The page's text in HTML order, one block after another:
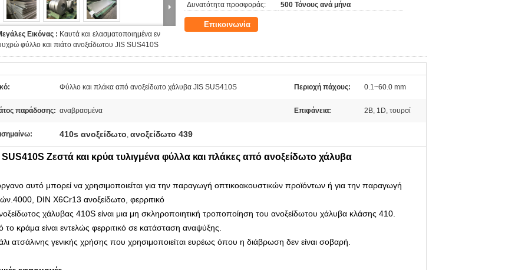
Εικόνας : Καυτά και ελασματοποιημένα εν
φύλλο και πιάτο ανοξείδωτου JIS SUS410S
Δυνατότητα προσφοράς:
500 Τόνους ανά μήνα
Επικοινωνία
Φύλλο και πλάκα από ανοξείδωτο χάλυβα JIS SUS410S Περιοχή πάχους: 0.1~60.0 mm
παράδοσης: αναβρασμένα Επιφάνεια: 2B, 1D, τουρσί
410s ανοξείδωτο, ανοξείδωτο 439
Ζεστά και κρύα τυλιγμένα φύλλα και πλάκες από ανοξείδωτο χάλυβα
αυτό μπορεί να χρησιμοποιείται για την παραγωγή οπτικοακουστικών προϊόντων ή για την παραγωγή
DIN X6Cr13 ανοξείδωτο, φερριτικό
χάλυβας 410S είναι μια μη σκληροποιητική τροποποίηση του ανοξείδωτου χάλυβα κλάσης 410.
το κράμα είναι εντελώς φερριτικό σε κατάσταση αναψύξης.
ατσάλινης γενικής χρήσης που χρησιμοποιείται ευρέως όπου η διάβρωση δεν είναι σοβαρή.